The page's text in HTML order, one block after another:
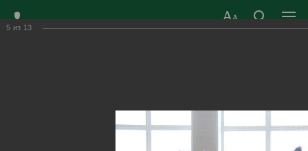
САМОУПРАВЛЕНИЯ
5 из 13